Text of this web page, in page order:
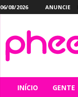
06/08/2026 ANUNCIE
INÍCIO GENTE